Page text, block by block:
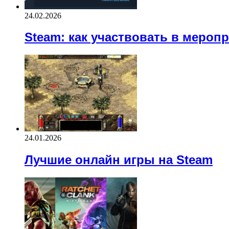
24.02.2026
Steam: как участвовать в
24.01.2026
Лучшие онлайн игры на Steam